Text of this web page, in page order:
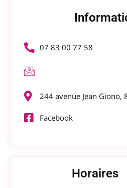
07 83 00 77 58
244 avenue Jean Giono,
Facebook
Horaires